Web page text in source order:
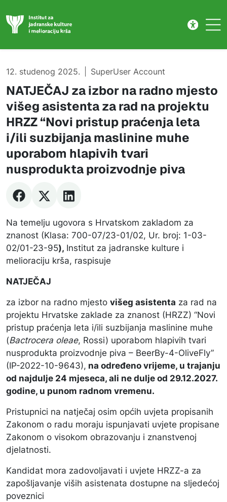
12. studenog 2025. SuperUser Account
NATJEČAJ za izbor na radno mjesto
višeg asistenta za rad na projektu
HRZZ “Novi pristup praćenja leta
i/ili suzbijanja maslinine muhe
uporabom hlapivih tvari
nusprodukta proizvodnje piva
Na temelju ugovora s Hrvatskom zakladom za
znanost (Klasa: 700-07/23-01/02, Ur. broj: 1-03-
02/01-23-95), Institut za jadranske kulture i
melioraciju krša, raspisuje
NATJEČAJ
za izbor na radno mjesto višeg asistenta za rad na
projektu Hrvatske zaklade za znanost (HRZZ) “Novi
pristup praćenja leta i/ili suzbijanja maslinine muhe
(Bactrocera oleae, Rossi) uporabom hlapivih tvari
nusprodukta proizvodnje piva – BeerBy-4-OliveFly”
(IP-2022-10-9643), na određeno vrijeme, u trajanju
od najdulje 24 mjeseca, ali ne dulje od 29.12.2027.
godine, u punom radnom vremenu.
Pristupnici na natječaj osim općih uvjeta propisanih
Zakonom o radu moraju ispunjavati uvjete propisane
Zakonom o visokom obrazovanju i znanstvenoj
djelatnosti.
Kandidat mora zadovoljavati i uvjete HRZZ-a za
zapošljavanje viših asistenata dostupne na sljedećoj
poveznici